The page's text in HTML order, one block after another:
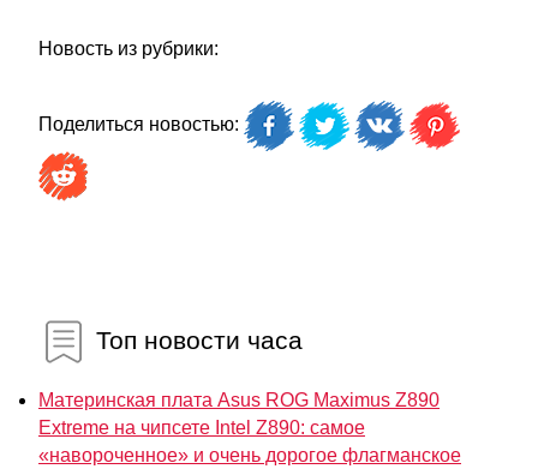
Новость из рубрики:
Поделиться новостью:
Топ новости часа
Материнская плата Asus ROG Maximus Z890
Extreme на чипсете Intel Z890: самое
«навороченное» и очень дорогое флагманское